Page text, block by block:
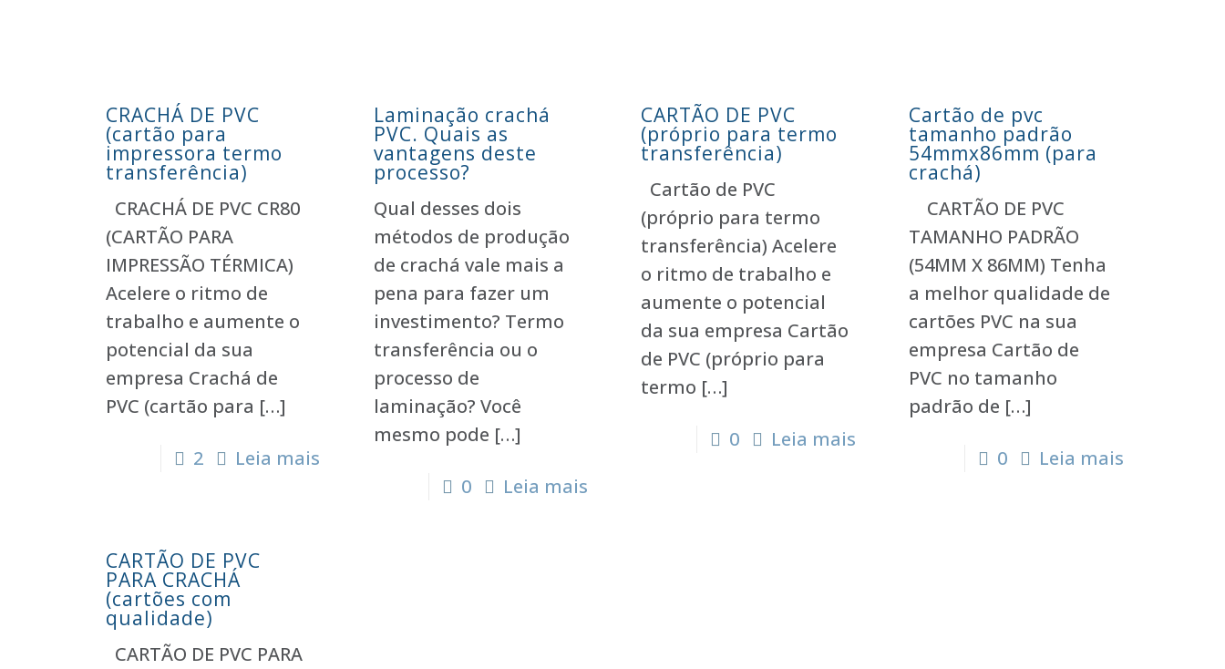
CRACHÁ DE PVC
(cartão para
impressora termo
transferência)
CRACHÁ DE PVC CR80
(CARTÃO PARA
IMPRESSÃO TÉRMICA)
Acelere o ritmo de
trabalho e aumente o
potencial da sua
empresa Crachá de
PVC (cartão para […]
2 Leia mais
Laminação crachá
PVC. Quais as
vantagens deste
processo?
Qual desses dois
métodos de produção
de crachá vale mais a
pena para fazer um
investimento? Termo
transferência ou o
processo de
laminação? Você
mesmo pode […]
0 Leia mais
CARTÃO DE PVC
(próprio para termo
transferência)
Cartão de PVC
(próprio para termo
transferência) Acelere
o ritmo de trabalho e
aumente o potencial
da sua empresa Cartão
de PVC (próprio para
termo […]
0 Leia mais
Cartão de pvc
tamanho padrão
54mmx86mm (para
crachá)
CARTÃO DE PVC
TAMANHO PADRÃO
(54MM X 86MM) Tenha
a melhor qualidade de
cartões PVC na sua
empresa Cartão de
PVC no tamanho
padrão de […]
0 Leia mais
CARTÃO DE PVC
PARA CRACHÁ
(cartões com
qualidade)
CARTÃO DE PVC PARA